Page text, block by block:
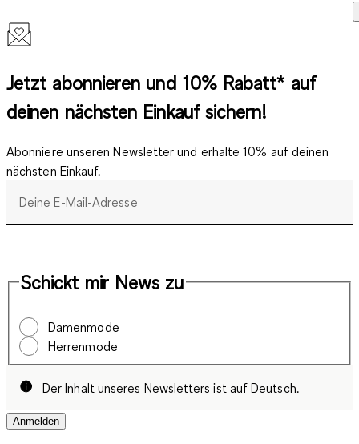
Jetzt abonnieren und 10% Rabatt* auf
deinen nächsten Einkauf sichern!
Abonniere unseren Newsletter und erhalte 10% auf deinen
nächsten Einkauf.
Deine E-Mail-Adresse
Schickt mir News zu
Damenmode
Herrenmode
Der Inhalt unseres Newsletters ist auf Deutsch.
Anmelden